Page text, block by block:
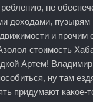
не
доходами,
и прочим
стоимость
Артем!
ну там
придумают какое-